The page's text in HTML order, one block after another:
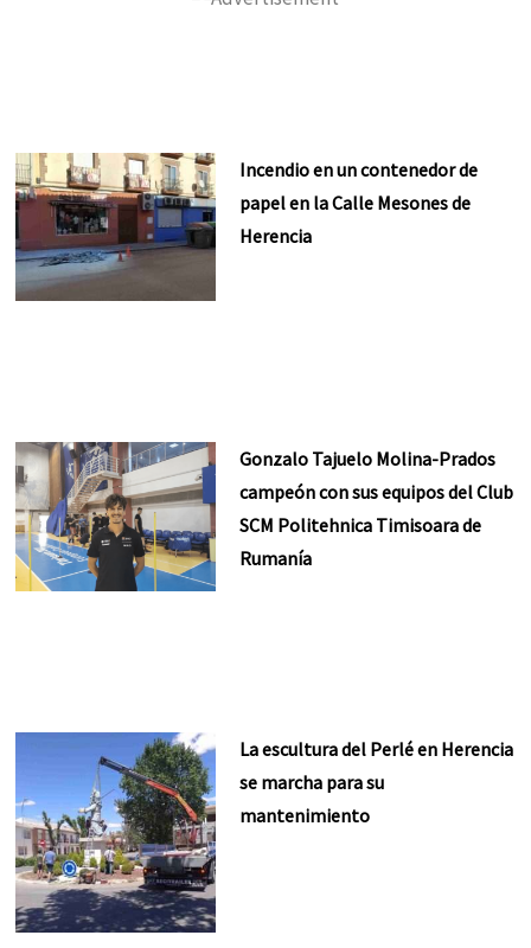
Incendio en un contenedor de
papel en la Calle Mesones de
Herencia
Gonzalo Tajuelo Molina-Prados
campeón con sus equipos del Club
SCM Politehnica Timisoara de
Rumanía
La escultura del Perlé en Herencia
se marcha para su
mantenimiento